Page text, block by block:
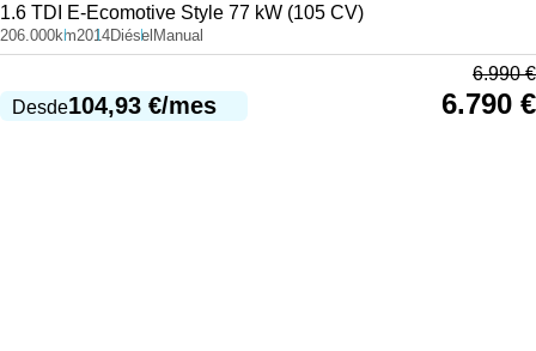
1.6 TDI E-Ecomotive Style 77 kW (105 CV)
206.000km2014DiéselManual
Desde104,93 €/mes
6.990€
6.790 €